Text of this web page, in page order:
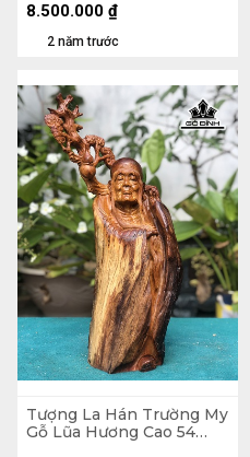
2 năm trước
8.500.000 ₫
Tượng La Hán Trường My
Gỗ Lũa Hương Cao 54